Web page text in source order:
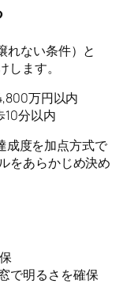
れない条件）と
ます。
万円以内
10分以内
成度を加点方式で
をあらかじめ決め
で明るさを確保